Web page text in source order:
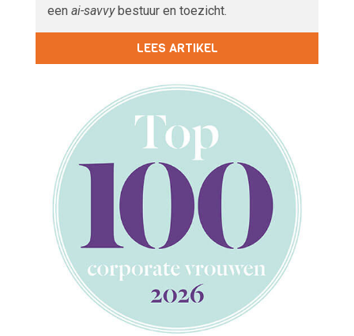
een ai-savvybestuur en toezicht.
LEES ARTIKEL